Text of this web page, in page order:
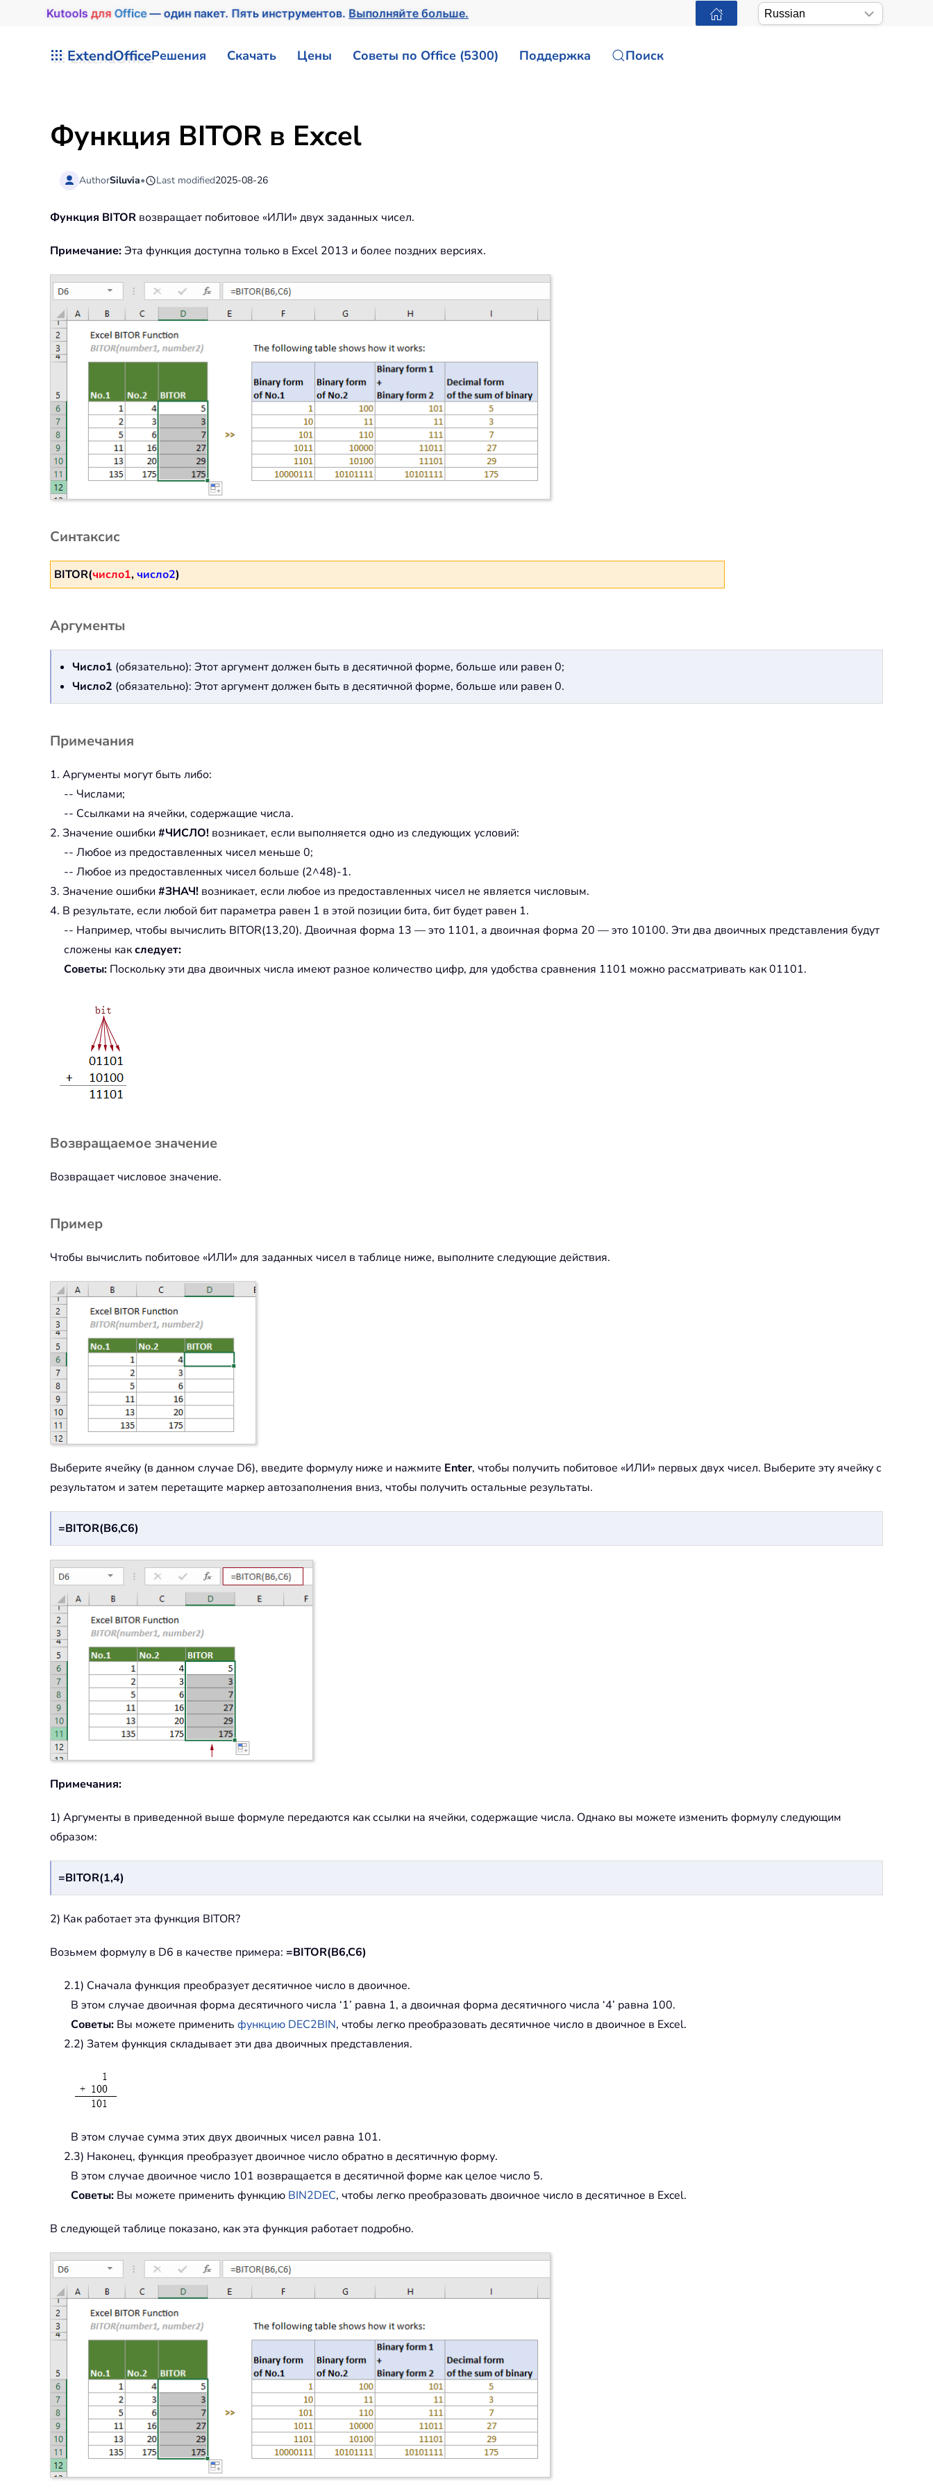
Kutools для Office— один пакет. Пять инструментов. Выполняйте больше.
ExtendOfficeРешения Скачать Цены Советы по Office (5300) Поддержка Поиск
Функция BITOR в Excel
AuthorSiluvia• Last modified2025-08-26
Функция BITOR возвращает побитовое «ИЛИ» двух заданных чисел.
Примечание:Эта функция доступна только в Excel 2013 и более поздних версиях.
Синтаксис
BITOR(число1,число2)
Аргументы
Число1 (обязательно): Этот аргумент должен быть в десятичной форме, больше или равен 0;
Число2 (обязательно): Этот аргумент должен быть в десятичной форме, больше или равен 0.
Примечания
1. Аргументы могут быть либо:
-- Числами;
-- Ссылками на ячейки, содержащие числа.
2. Значение ошибки #ЧИСЛО! возникает, если выполняется одно из следующих условий:
-- Любое из предоставленных чисел меньше 0;
-- Любое из предоставленных чисел больше (2^48)-1.
3. Значение ошибки #ЗНАЧ! возникает, если любое из предоставленных чисел не является числовым.
4. В результате, если любой бит параметра равен 1 в этой позиции бита, бит будет равен 1.
-- Например, чтобы вычислить BITOR(13,20). Двоичная форма 13 — это 1101, а двоичная форма 20 — это 10100. Эти два двоичных представления будут
сложены какследует:
Советы: Поскольку эти два двоичных числа имеют разное количество цифр, для удобства сравнения 1101 можно рассматривать как 01101.
Возвращаемое значение
Возвращает числовое значение.
Пример
Чтобы вычислить побитовое «ИЛИ» для заданных чисел в таблице ниже, выполните следующие действия.
Выберите ячейку (в данном случае D6), введите формулу ниже и нажмите Enter, чтобы получить побитовое «ИЛИ» первых двух чисел. Выберите эту ячейку с
результатом и затем перетащите маркер автозаполнения вниз, чтобы получить остальные результаты.
=BITOR(B6,C6)
Примечания:
1) Аргументы в приведенной выше формуле передаются как ссылки на ячейки, содержащие числа. Однако вы можете изменить формулу следующим
образом:
=BITOR(1,4)
2) Как работает эта функция BITOR?
Возьмем формулу в D6 в качестве примера: =BITOR(B6,C6)
2.1) Сначала функция преобразует десятичное число в двоичное.
В этом случае двоичная форма десятичного числа ‘1’ равна 1, а двоичная форма десятичного числа ‘4’ равна 100.
Советы: Вы можете применить функцию DEC2BIN, чтобы легко преобразовать десятичное число в двоичное в Excel.
2.2) Затем функция складывает эти два двоичных представления.
В этом случае сумма этих двух двоичных чисел равна 101.
2.3) Наконец, функция преобразует двоичное число обратно в десятичную форму.
В этом случае двоичное число 101 возвращается в десятичной форме как целое число 5.
Советы: Вы можете применить функцию BIN2DEC, чтобы легко преобразовать двоичное число в десятичное в Excel.
В следующей таблице показано, как эта функция работает подробно.